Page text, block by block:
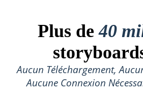
Plus de40
Aucun Téléchargement,
Aucune Connexion